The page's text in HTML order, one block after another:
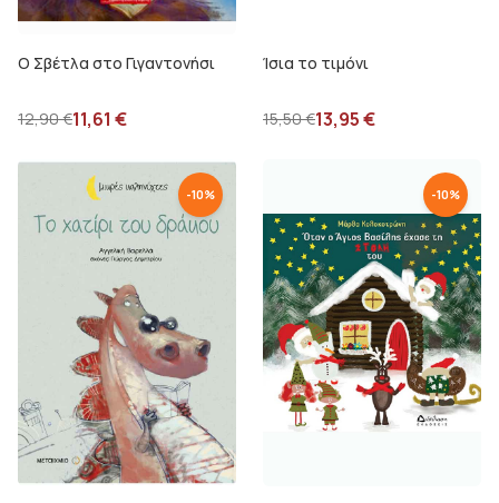
Ο Σβέτλα στο Γιγαντονήσι
12,90€11,61 €
Ίσια το τιμόνι
15,50€13,95€
-10% -10%